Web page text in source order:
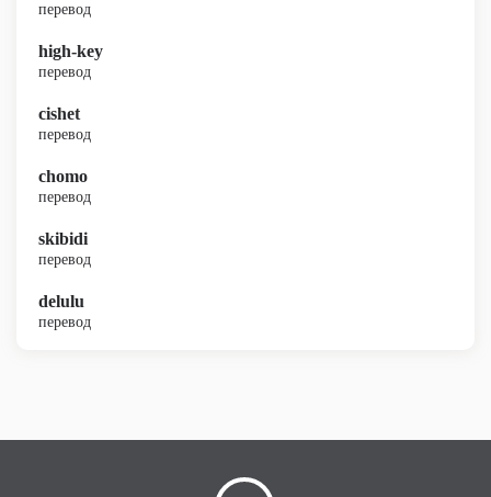
перевод
high-key
перевод
cishet
перевод
chomo
перевод
skibidi
перевод
delulu
перевод